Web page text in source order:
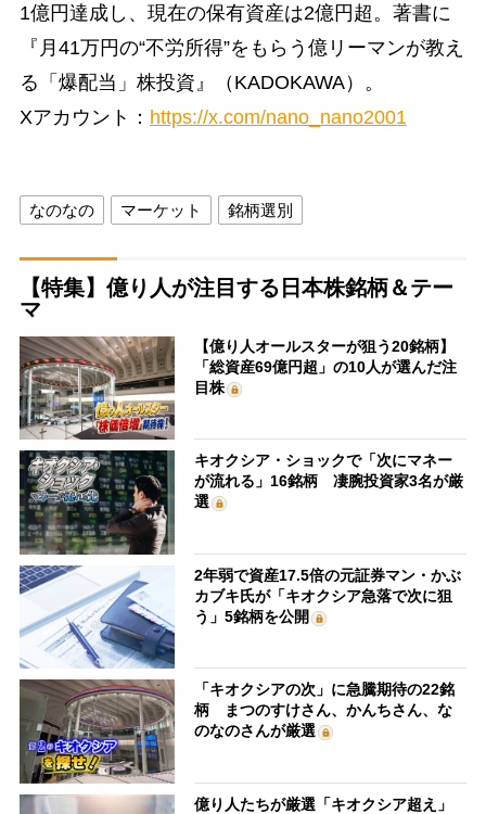
1億円達成し、現在の保有資産は2億円超。著書に
『月41万円の“不労所得”をもらう億リーマンが教え
る「爆配当」株投資』（KADOKAWA）。
Xアカウント： https://x.com/nano_nano2001
なのなの マーケット 銘柄選別
【特集】億り人が注目する日本株銘柄＆テー
マ
【億り人オールスターが狙う20銘柄】
「総資産69億円超」の10人が選んだ注
目株
キオクシア・ショックで「次にマネー
が流れる」16銘柄 凄腕投資家3名が厳
選
2年弱で資産17.5倍の元証券マン・かぶ
カブキ氏が「キオクシア急落で次に狙
う」5銘柄を公開
「キオクシアの次」に急騰期待の22銘
柄 まつのすけさん、かんちさん、な
のなのさんが厳選
億り人たちが厳選「キオクシア超え」